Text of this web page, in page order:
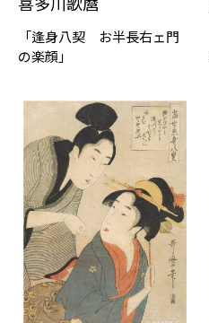
「逢身八契 お半長右ェ門
の楽顔」